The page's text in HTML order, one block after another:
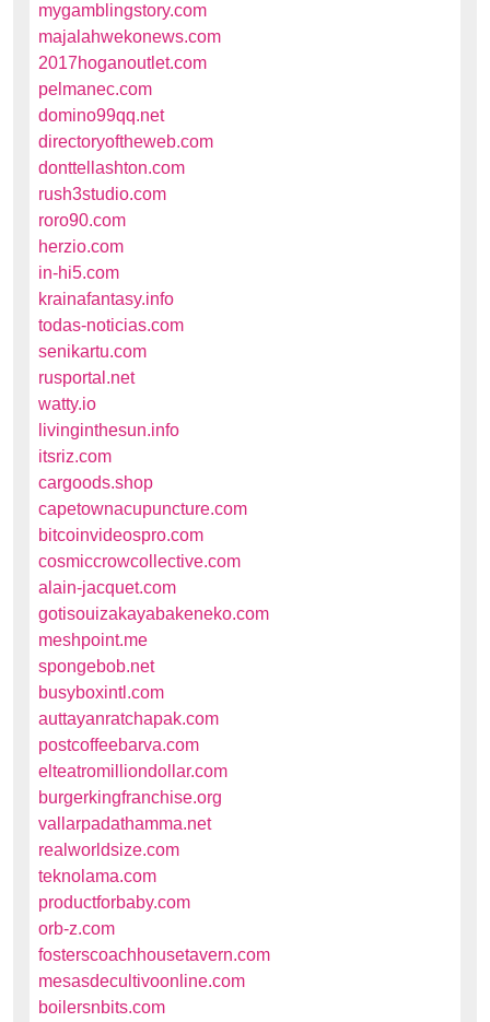
mygamblingstory.com
majalahwekonews.com
2017hoganoutlet.com
pelmanec.com
domino99qq.net
directoryoftheweb.com
donttellashton.com
rush3studio.com
roro90.com
herzio.com
in-hi5.com
krainafantasy.info
todas-noticias.com
senikartu.com
rusportal.net
watty.io
livinginthesun.info
itsriz.com
cargoods.shop
capetownacupuncture.com
bitcoinvideospro.com
cosmiccrowcollective.com
alain-jacquet.com
gotisouizakayabakeneko.com
meshpoint.me
spongebob.net
busyboxintl.com
auttayanratchapak.com
postcoffeebarva.com
elteatromilliondollar.com
burgerkingfranchise.org
vallarpadathamma.net
realworldsize.com
teknolama.com
productforbaby.com
orb-z.com
fosterscoachhousetavern.com
mesasdecultivoonline.com
boilersnbits.com